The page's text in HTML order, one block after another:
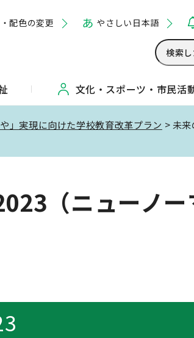
配色の変更 やさしい日本語
文化・ スポーツ・ 市民活
」実現に向けた学校教育改革プラン > 未
（ニューノ